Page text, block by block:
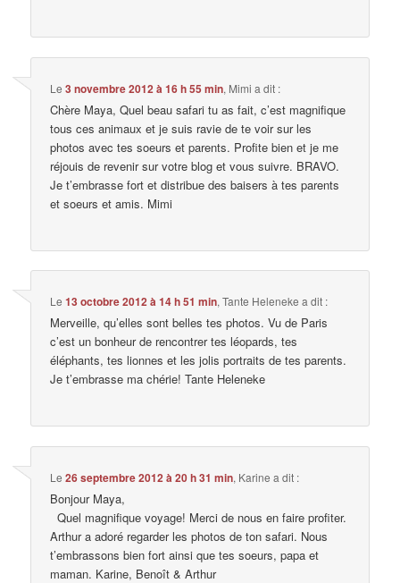
Le3 novembre 2012 à 16 h 55 min, Mimi a dit :
Chère Maya, Quel beau safari tu as fait, c’est magnifique
tous ces animaux et je suis ravie de te voir sur les
photos avec tes soeurs et parents. Profite bien et je me
réjouis de revenir sur votre blog et vous suivre. BRAVO.
Je t’embrasse fort et distribue des baisers à tes parents
et soeurs et amis. Mimi
Le13 octobre 2012 à 14 h 51 min,Tante Heleneke a dit :
Merveille, qu’elles sont belles tes photos. Vu de Paris
c’est un bonheur de rencontrer tes léopards, tes
éléphants, tes lionnes et les jolis portraits de tes parents.
Je t’embrasse ma chérie! Tante Heleneke
Le26 septembre 2012 à 20 h 31 min, Karine a dit :
Bonjour Maya,
Quel magnifique voyage! Merci de nous en faire profiter.
Arthur a adoré regarder les photos de ton safari. Nous
t’embrassons bien fort ainsi que tes soeurs, papa et
maman. Karine, Benoît & Arthur